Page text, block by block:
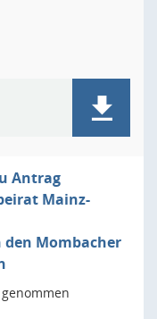
Antrag
Mainz-
Mombacher